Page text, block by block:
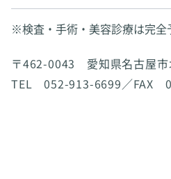
※検査・手術・美容診療は完全
〒462-0043 愛知県名古屋市
TEL 052-913-6699／FAX